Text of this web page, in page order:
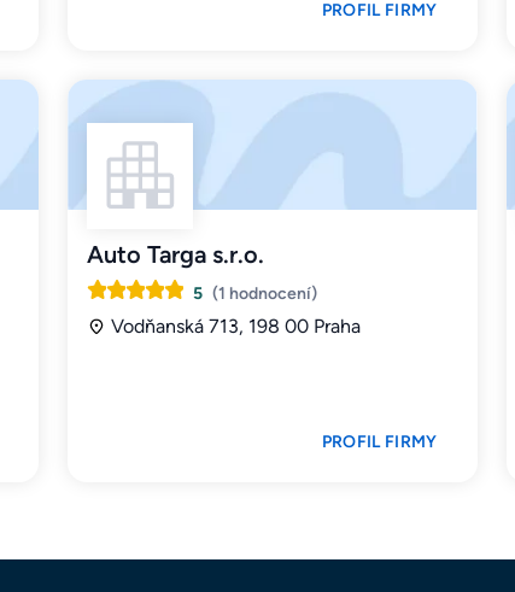
PROFIL FIRMY
Auto Targa s.r.o.
5 (1 hodnocení)
Vodňanská 713, 198 00 Praha
PROFIL FIRMY